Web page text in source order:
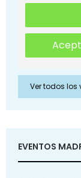
Ver todos los
EVENTOS